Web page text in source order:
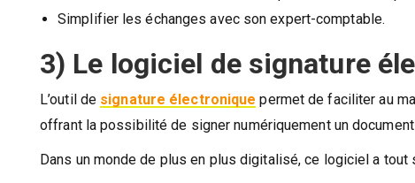
Simplifier les échanges avec son expert-comptable.
3) Le logiciel de signature
L’outil de signature électronique permet de faciliter au
offrant la possibilité de signer numériquement un
Dans un monde de plus en plus digitalisé, ce logiciel a tout